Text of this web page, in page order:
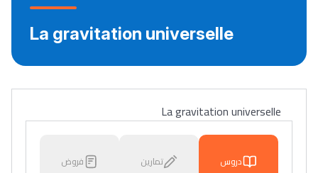
La gravitation universelle
La gravitation universelle
دروس تمارين فروض